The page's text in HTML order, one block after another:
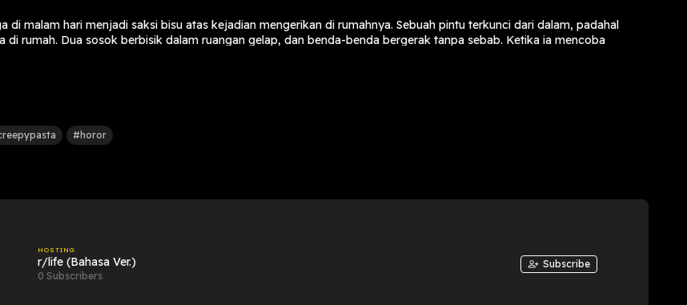
di malam hari menjadi saksi bisu atas kejadian mengerikan di rumahnya. Sebuah pintu terkunci dari dalam, padahal
di rumah. Dua sosok berbisik dalam ruangan gelap, dan benda-benda bergerak tanpa sebab. Ketika ia mencoba
singkat, balasan yang ia terima justru membuat darahnya membeku. Saksikan kisah horor psikologis tentang
#horor
HOSTING
r/life (Bahasa Ver.)
0 Subscribers
Subscribe